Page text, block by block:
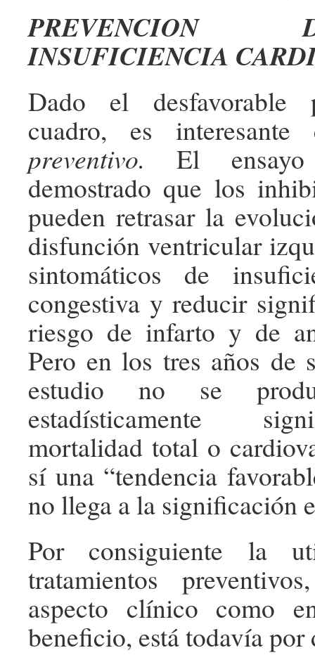
INSUFICIENCIA
Dado el desfavorable
cuadro, es
preventivo. El
demostrado que los
pueden retrasar la
disfunción ventricular
sintomáticos de
congestiva y reducir
riesgo de infarto y de
Pero en los tres años de
estudio no se
estadísticamente
mortalidad total o
sí una “tendencia
no llega a la significación
Por consiguiente la
tratamientos
aspecto clínico como
beneficio, está todavía por